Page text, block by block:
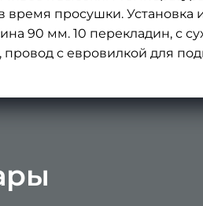
время просушки.
90 мм. 10 перекладин, с
с евровилкой для